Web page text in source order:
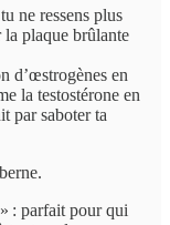
ne ressens plus
plaque brûlante
d’œstrogènes en
la testostérone en
par saboter ta
: parfait pour qui